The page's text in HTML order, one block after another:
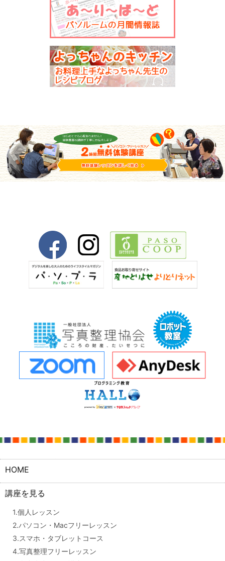
HOME
講座を見る
1.個人レッスン
2.パソコン・Macフリーレッスン
3.スマホ・タブレットコース
4.写真整理フリーレッスン